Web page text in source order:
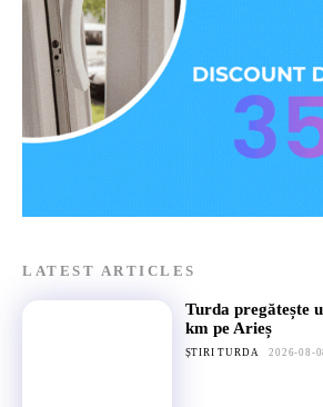
LATEST ARTICLES
Turda pregătește
km pe Arieș
ȘTIRI TURDA 2026-08-